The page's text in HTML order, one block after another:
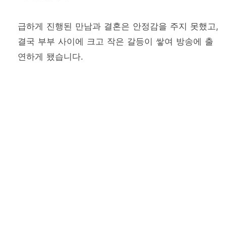
급하게 진행된 만남과 결혼은 안정감을 주지 못했고,
결국 부부 사이에 크고 작은 갈등이 쌓여 방송에 출
연하게 됐습니다.